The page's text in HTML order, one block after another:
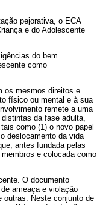
pejorativa, o ECA
e do Adolescente
do bem
como
os mesmos direitos e
físico ou mental e à sua
remete a uma
da fase adulta,
como (1) o novo papel
deslocamento da vida
antes fundada pelas
e colocada como
O documento
ameaça e violação
outras. Neste conjunto de